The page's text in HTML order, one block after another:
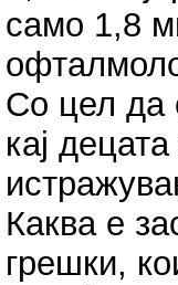
само 1,8
Со цел да
кај
Каква е
грешки,